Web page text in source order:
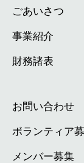
ごあいさつ
事業紹介
財務諸表
お問い合わせ
ボランティア
メンバー募集